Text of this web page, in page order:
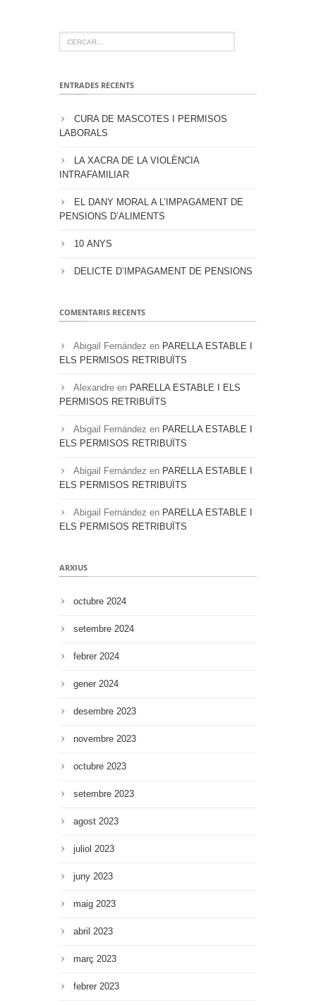
ENTRADES RECENTS
CURA DE MASCOTES I PERMISOS
LABORALS
LA XACRA DE LA VIOLÈNCIA
INTRAFAMILIAR
EL DANY MORAL A L’IMPAGAMENT DE
PENSIONS D’ALIMENTS
10 ANYS
DELICTE D’IMPAGAMENT DE PENSIONS
COMENTARIS RECENTS
Abigail Fernández en PARELLA ESTABLE I
ELS PERMISOS RETRIBUÏTS
Alexandre en PARELLA ESTABLE I ELS
PERMISOS RETRIBUÏTS
Abigail Fernández en PARELLA ESTABLE I
ELS PERMISOS RETRIBUÏTS
Abigail Fernández en PARELLA ESTABLE I
ELS PERMISOS RETRIBUÏTS
Abigail Fernández en PARELLA ESTABLE I
ELS PERMISOS RETRIBUÏTS
ARXIUS
octubre 2024
setembre 2024
febrer 2024
gener 2024
desembre 2023
novembre 2023
octubre 2023
setembre 2023
agost 2023
juliol 2023
juny 2023
maig 2023
abril 2023
març 2023
febrer 2023